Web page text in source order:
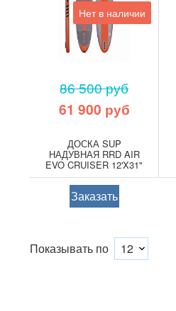
Нет в наличии
86 500 руб
61 900 руб
ДОСКА SUP
НАДУВНАЯ RRD AIR
EVO CRUISER 12'X31"
Y26
Заказать
Показывать по